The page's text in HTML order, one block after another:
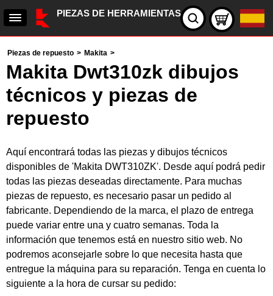
PIEZAS DE HERRAMIENTAS
Piezas de repuesto > Makita >
Makita Dwt310zk dibujos
técnicos y piezas de
repuesto
Aquí encontrará todas las piezas y dibujos técnicos
disponibles de 'Makita DWT310ZK'. Desde aquí podrá pedir
todas las piezas deseadas directamente. Para muchas
piezas de repuesto, es necesario pasar un pedido al
fabricante. Dependiendo de la marca, el plazo de entrega
puede variar entre una y cuatro semanas. Toda la
información que tenemos está en nuestro sitio web. No
podremos aconsejarle sobre lo que necesita hasta que
entregue la máquina para su reparación. Tenga en cuenta lo
siguiente a la hora de cursar su pedido: